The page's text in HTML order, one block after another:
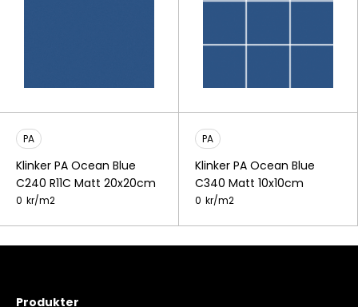
PA
Klinker PA Ocean Blue
C240 R11C Matt 20x20cm
0 kr/m2
PA
Klinker PA Ocean Blue
C340 Matt 10x10cm
0 kr/m2
Produkter